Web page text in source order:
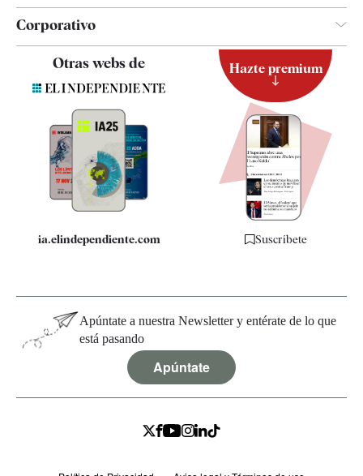
Corporativo
Quiénes somos
Especificaciones
Otras webs de
ia.elindependiente.com
Hazte premium
Suscríbete
Apúntate a nuestra Newsletter y entérate de lo que
está pasando
Apúntate